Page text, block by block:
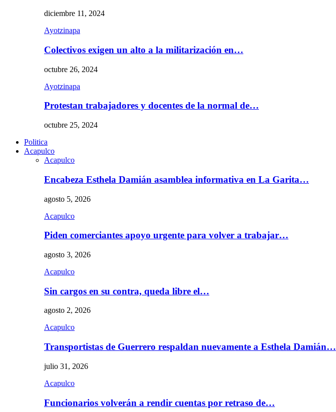
diciembre 11, 2024
Ayotzinapa
Colectivos exigen un alto a la militarización en…
octubre 26, 2024
Ayotzinapa
Protestan trabajadores y docentes de la normal de…
octubre 25, 2024
Politica
Acapulco
Acapulco
Encabeza Esthela Damián asamblea informativa en La Garita…
agosto 5, 2026
Acapulco
Piden comerciantes apoyo urgente para volver a trabajar…
agosto 3, 2026
Acapulco
Sin cargos en su contra, queda libre el…
agosto 2, 2026
Acapulco
Transportistas de Guerrero respaldan nuevamente a Esthela Damián…
julio 31, 2026
Acapulco
Funcionarios volverán a rendir cuentas por retraso de…